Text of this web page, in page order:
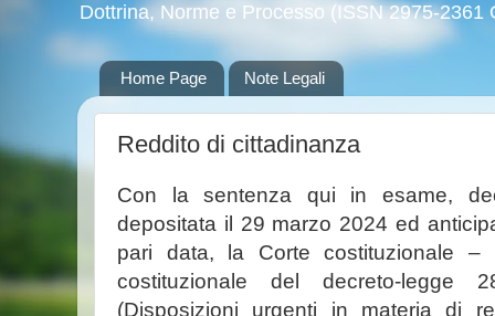
Dottrina, Norme e Processo (ISSN 2975-2361
Home Page Note Legali
Reddito di cittadinanza
Con la sentenza qui in esame,
depositata il 29 marzo 2024 ed
pari data, la Corte costituzionale –
costituzionale del decreto-
(Disposizioni urgenti in materia di